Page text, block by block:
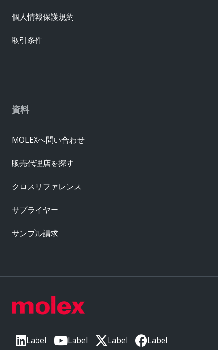
Label Label Label Label
資料
MOLEXへ問い合わせ
販売代理店を探す
クロスリファレンス
サプライヤー
サンプル請求
個人情報保護規約
取引条件